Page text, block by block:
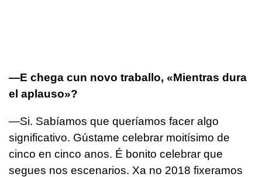
—E chega cun novo traballo, «Mientras dura
el aplauso»?
—Si. Sabíamos que queríamos facer algo
significativo. Gústame celebrar moitísimo de
cinco en cinco anos. É bonito celebrar que
segues nos escenarios. Xa no 2018 fixeramos